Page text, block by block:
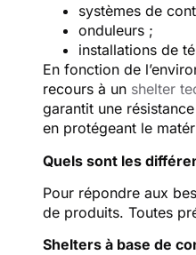
systèmes de
onduleurs ;
installations de
En fonction de
recours à un shelter
garantit une
en protégeant le
Quels sont les
Pour répondre aux
de produits. Toutes
Shelters à base de